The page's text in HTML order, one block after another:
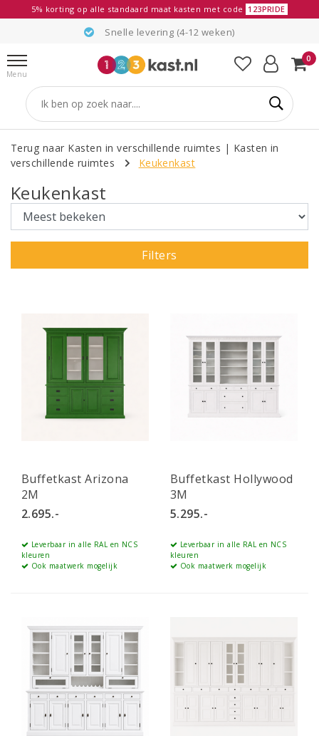
5% korting op alle standaard maat kasten met code 123PRIDE
Snelle levering (4-12 weken)
Menu
0
Terug naar Kasten in verschillende ruimtes | Kasten in
verschillende ruimtes
Keukenkast
Keukenkast
Filters
Buffetkast Arizona
2M
2.695.-
Leverbaar in alle RAL en NCS
kleuren
Ook maatwerk mogelijk
Buffetkast Hollywood
3M
5.295.-
Leverbaar in alle RAL en NCS
kleuren
Ook maatwerk mogelijk